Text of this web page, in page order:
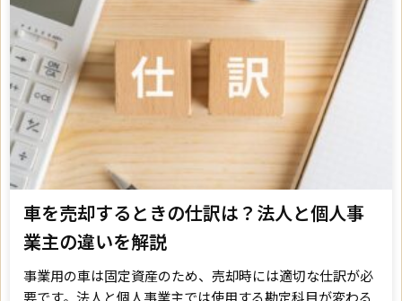
車を売却するときの仕訳は？法人と個人事
業主の違いを解説
事業用の車は固定資産のため、売却時には適切な仕訳が必
要です。法人と個人事業主では使用する勘定科目が変わる